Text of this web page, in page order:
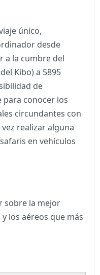
único,
desde
a la cumbre del
Kibo) a 5895
de
para conocer los
circundantes con
realizar alguna
en vehículos
sobre la mejor
los aéreos que más